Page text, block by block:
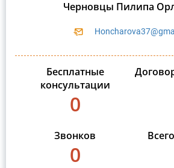
Черновцы Пилипа
Бесплатные
консультации
0
Звонков
0